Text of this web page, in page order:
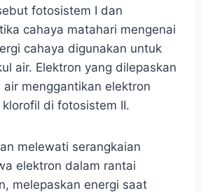
fotosistem I dan
cahaya matahari mengenai
cahaya digunakan untuk
air. Elektron yang dilepaskan
air menggantikan elektron
di fotosistem II.
melewati serangkaian
elektron dalam rantai
melepaskan energi saat